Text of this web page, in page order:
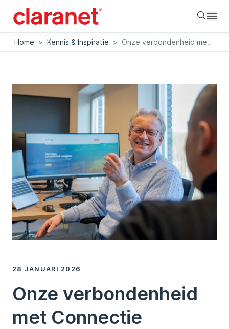
Home > Kennis & Inspiratie > Onze verbondenheid met Connectie Brainport: innovatie door samenwerking
28 JANUARI 2026
Onze verbondenheid
met Connectie